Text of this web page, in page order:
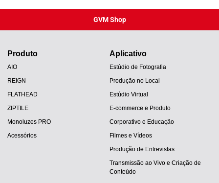
GVM Shop
Produto
AIO
REIGN
FLATHEAD
ZIPTILE
Monoluzes PRO
Acessórios
Aplicativo
Estúdio de Fotografia
Produção no Local
Estúdio Virtual
E-commerce e Produto
Corporativo e Educação
Filmes e Vídeos
Produção de Entrevistas
Transmissão ao Vivo e Criação de
Conteúdo